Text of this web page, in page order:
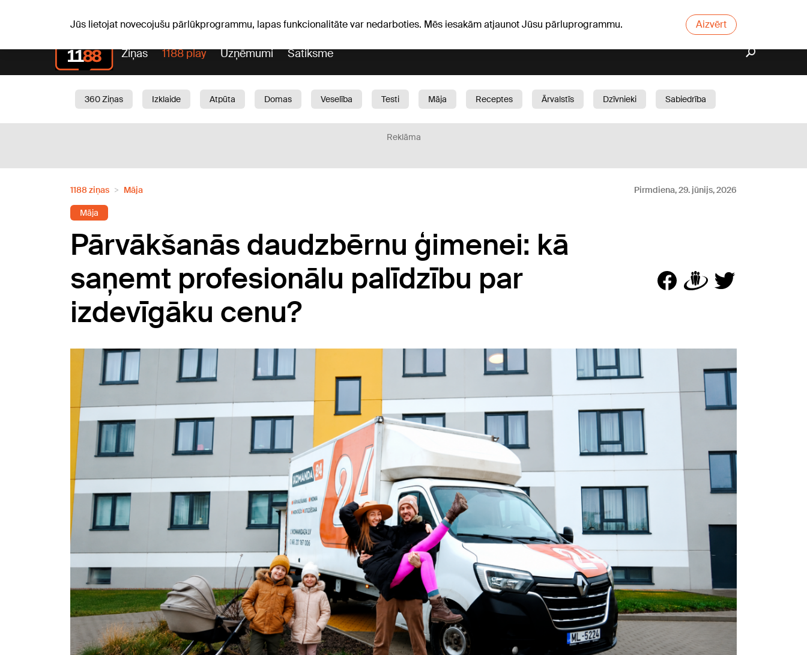
Jūs lietojat novecojušu pārlūkprogrammu, lapas funkcionalitāte var nedarboties. Mēs iesakām atjaunot Jūsu pārluprogrammu. Aizvērt
Ziņas 1188 play Uzņēmumi Satiksme
360 Ziņas Izklaide Atpūta Domas Veselība Testi Māja Receptes Ārvalstīs Dzīvnieki
Sabiedrība
Reklāma
1188 ziņas Māja Pirmdiena, 29. jūnijs, 2026
Māja
Pārvākšanās daudzbērnu ģimenei: kā
saņemt profesionālu palīdzību par
izdevīgāku cenu?